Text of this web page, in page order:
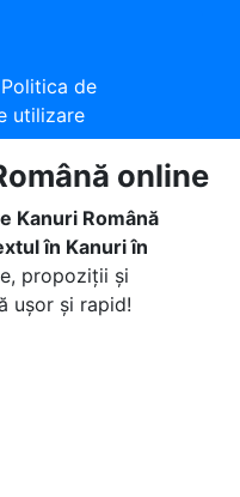
Politica de
utilizare
online
Kanuri Română
în Kanuri în
propoziții și
ușor și rapid!